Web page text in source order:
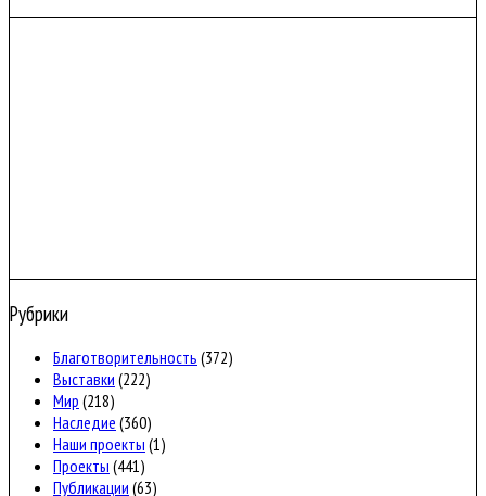
Рубрики
Благотворительность (372)
Выставки (222)
Мир (218)
Наследие (360)
Наши проекты (1)
Проекты (441)
Публикации (63)